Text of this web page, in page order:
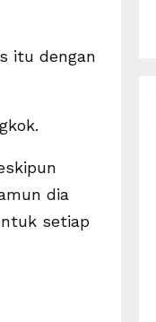
itu dengan
dia
setiap